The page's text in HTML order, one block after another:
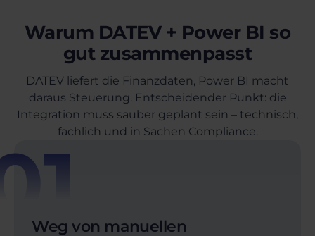
Warum DATEV + Power BI so
gut zusammenpasst
DATEV liefert die Finanzdaten, Power BI macht
daraus Steuerung. Entscheidender Punkt: die
Integration muss sauber geplant sein – technisch,
fachlich und in Sachen Compliance.
Weg von manuellen